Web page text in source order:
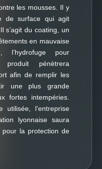
les mousses. Il y
de surface qui agit
s’agit du coating, un
en mauvaise
pour
pénètrera
afin de remplir les
une plus grande
fortes intempéries.
l’entreprise
lyonnaise saura
la protection de